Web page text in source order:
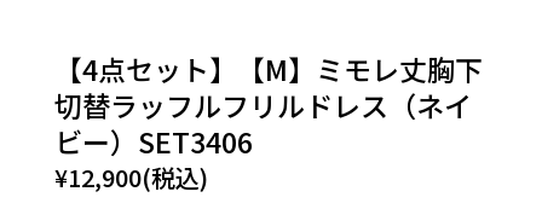
【4点セット】【M】ミモレ丈胸下
切替ラッフルフリルドレス（ネイ
ビー）SET3406
¥12,900(税込)